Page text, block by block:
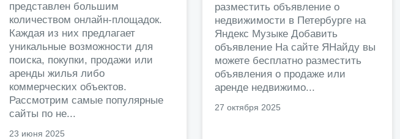
представлен большим
количеством онлайн-площадок.
Каждая из них предлагает
уникальные возможности для
поиска, покупки, продажи или
аренды жилья либо
коммерческих объектов.
Рассмотрим самые популярные
сайты по не...
23 июня 2025
разместить объявление о
недвижимости в Петербурге на
Яндекс Музыке Добавить
объявление На сайте ЯНайду вы
можете бесплатно разместить
объявления о продаже или
аренде недвижимо...
27 октября 2025